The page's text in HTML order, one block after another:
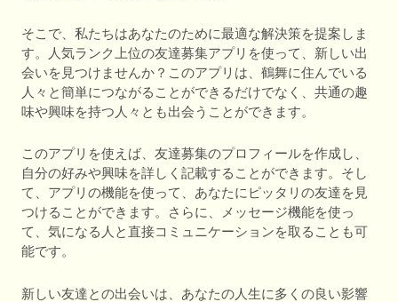
そこで、私たちはあなたのために最適な解決策を提案しま
す。人気ランク上位の友達募集アプリを使って、新しい出
会いを見つけませんか？このアプリは、鶴舞に住んでいる
人々と簡単につながることができるだけでなく、共通の趣
味や興味を持つ人々とも出会うことができます。
このアプリを使えば、友達募集のプロフィールを作成し、
自分の好みや興味を詳しく記載することができます。そし
て、アプリの機能を使って、あなたにピッタリの友達を見
つけることができます。さらに、メッセージ機能を使っ
て、気になる人と直接コミュニケーションを取ることも可
能です。
新しい友達との出会いは、あなたの人生に多くの良い影響